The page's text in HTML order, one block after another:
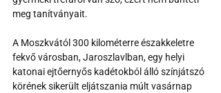
meg tanítványait.
A Moszkvától 300 kilométerre északkeletre
fekvő városban, Jaroszlavlban, egy helyi
katonai ejtőernyős kadétokból álló színjátszó
körének sikerült eljátszania múlt vasárnap